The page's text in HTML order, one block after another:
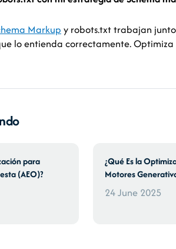
Markup y robots.txt trabajan
lo entienda correctamente.
para
(AEO)?
¿Qué Es la
Motores
24 June 2025